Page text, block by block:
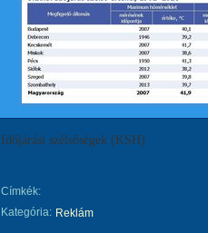
Időjárási szélsőségek (KSH)
Címkék:
Kategória: Reklám